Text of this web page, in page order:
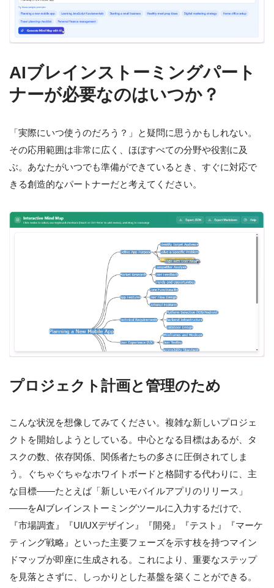
AIブレインストーミングパート
ナーが必要なのはいつか？
「実際にいつ使うのだろう？」と疑問に思うかもしれない。
その応用範囲は非常に広く、ほぼすべての分野や役割に及
ぶ。あなたがいつでも準備ができているとき、すぐに対応で
きる創造的なパートナーだと考えてください。
プロジェクト計画と管理のため
こんな状況を想像してみてください。複雑な新しいプロジェ
クトを開始しようとしている。中心となる目標はあるが、タ
スクの数、依存関係、関係者たちの多さに圧倒されてしま
う。ぐちゃぐちゃなホワイトボードと格闘する代わりに、主
な目標——たとえば「新しいモバイルアプリのリリース」
——をAIブレインストーミングツールに入力するだけで、
『市場調査』『UI/UXデザイン』『開発』『テスト』『マーケ
ティング戦略』といった主要フェーズを示す枝を持つマイン
ドマップが即座に生成される。これにより、重要なステップ
を見落とさずに、しっかりとした基盤を築くことができる。